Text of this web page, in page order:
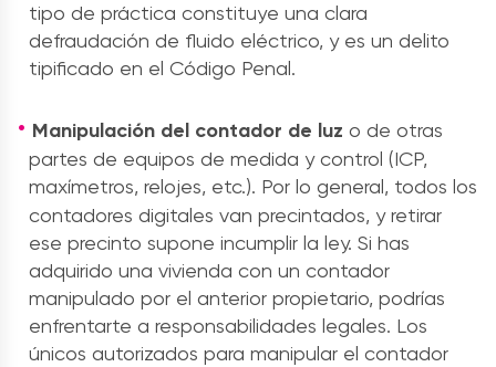
tipo de práctica constituye una clara
defraudación de fluido eléctrico, y es un delito
tipificado en el Código Penal.
Manipulación del contador de luz o de otras
partes de equipos de medida y control (ICP,
maxímetros, relojes, etc.). Por lo general, todos los
contadores digitales van precintados, y retirar
ese precinto supone incumplir la ley. Si has
adquirido una vivienda con un contador
manipulado por el anterior propietario, podrías
enfrentarte a responsabilidades legales. Los
únicos autorizados para manipular el contador